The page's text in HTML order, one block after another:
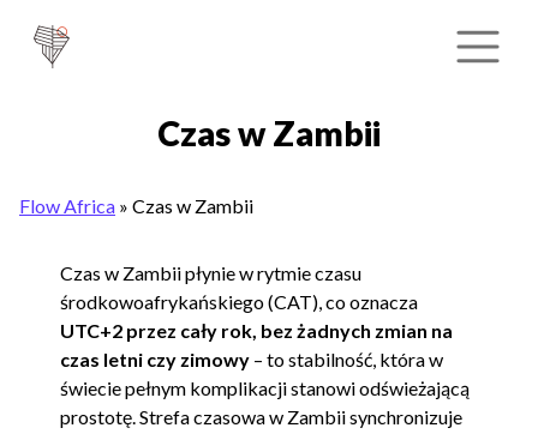
Czas w Zambii
Flow Africa » Czas w Zambii
Czas w Zambii płynie w rytmie czasu
środkowoafrykańskiego (CAT), co oznacza
UTC+2 przez cały rok, bez żadnych zmian na
czas letni czy zimowy – to stabilność, która w
świecie pełnym komplikacji stanowi odświeżającą
prostotę. Strefa czasowa w Zambii synchronizuje